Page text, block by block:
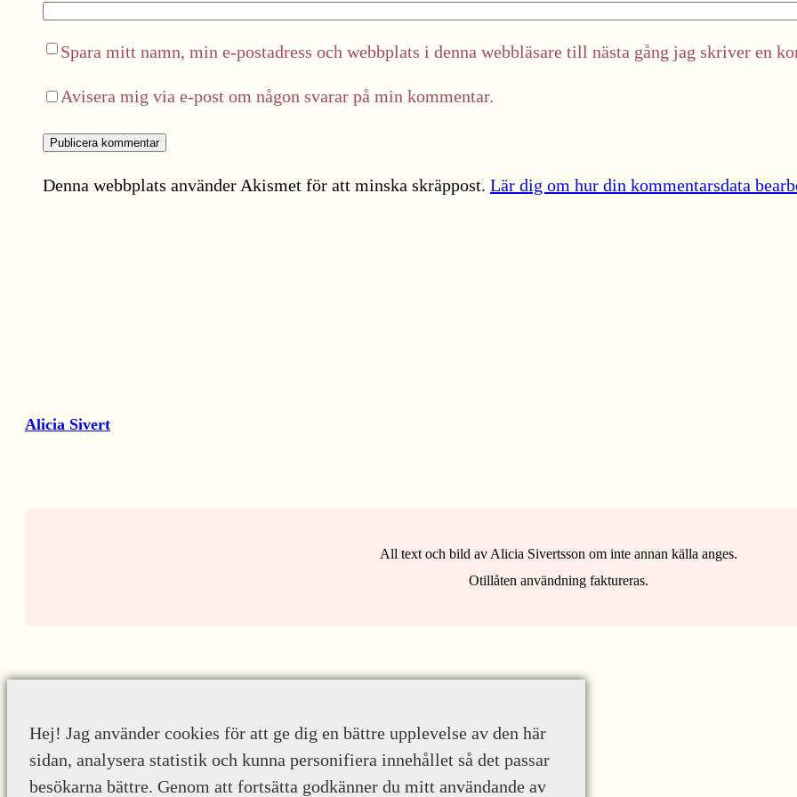
Spara mitt namn, min e-postadress och webbplats i denna webbläsare till nästa gång jag skriver en
Avisera mig via e-post om någon svarar på min kommentar.
Denna webbplats använder Akismet för att minska skräppost. Lär dig om hur din kommentarsdata
Alicia Sivert
All text och bild av Alicia Sivertsson om inte annan källa anges.
Otillåten användning faktureras.
Hej! Jag använder cookies för att ge dig en bättre upplevelse av den här
sidan, analysera statistik och kunna personifiera innehållet så det passar
besökarna bättre. Genom att fortsätta godkänner du mitt användande av